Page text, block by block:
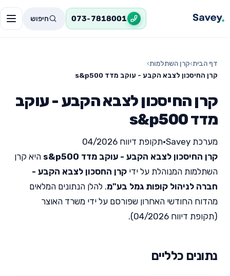
073-7818001 חיפוש
דף הבית›קרן השתלמות›
קרן החיסכון לצבא הקבע - עוקב מדד s&p500
קרן החיסכון לצבא הקבע - עוקב
מדד s&p500
מערכת Savey •תקופת דיווח 04/2026
קרן החיסכון לצבא הקבע - עוקב מדד s&p500
היא קרן
השתלמות המנוהלת על ידי קרן החסכון לצבא הקבע -
חברה לניהול קופות גמל בע"מ. להלן הנתונים המלאים
מהדוח החודשי האחרון שפורסם על ידי משרד האוצר
(תקופת דיווח 04/2026).
נתונים כלליים